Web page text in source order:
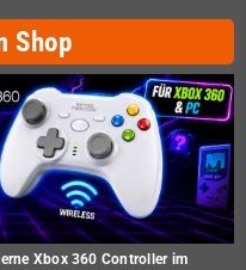
Shop
Xbox 360 Controller im